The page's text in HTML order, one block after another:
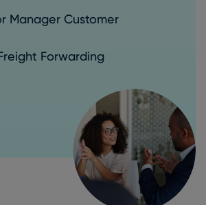
Manager Customer
Forwarding